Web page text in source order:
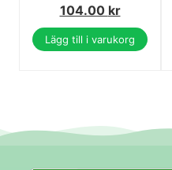
104.00 kr
Lägg till i varukorg